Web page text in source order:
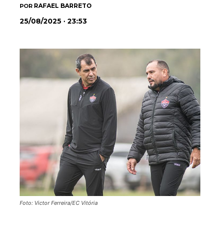
POR RAFAEL BARRETO
25/08/2025 · 23:53
Foto: Victor Ferreira/EC Vitória